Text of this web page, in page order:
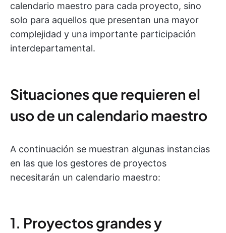
calendario maestro para cada proyecto, sino
solo para aquellos que presentan una mayor
complejidad y una importante participación
interdepartamental.
Situaciones que requieren el
uso de un calendario maestro
A continuación se muestran algunas instancias
en las que los gestores de proyectos
necesitarán un calendario maestro:
1. Proyectos grandes y